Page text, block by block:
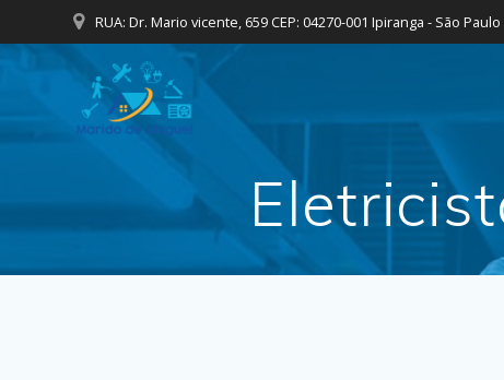
to
RUA: Dr. Mario vicente, 659 CEP: 04270-001 Ipiranga - São Paulo